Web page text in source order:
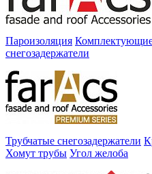
Пароизоляция
снегозадержатели
Трубчатые снегозадержатели
Хомут трубы Угол желоба